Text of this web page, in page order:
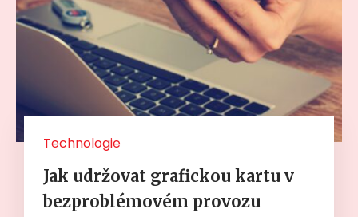
Technologie
Jak udržovat grafickou kartu v
bezproblémovém provozu